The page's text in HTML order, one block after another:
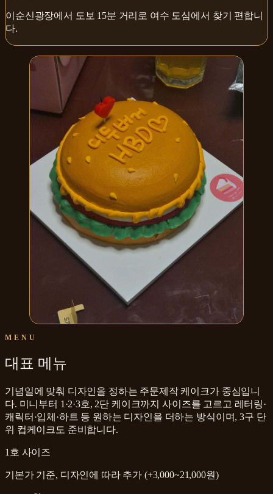
이순신광장에서 도보 15분 거리로 여수 도심에서 찾기 편합니
다.
MENU
대표 메뉴
기념일에 맞춰 디자인을 정하는 주문제작 케이크가 중심입니
다. 미니부터 1·2·3호, 2단 케이크까지 사이즈를 고르고 레터링·
캐릭터·입체·하트 등 원하는 디자인을 더하는 방식이며, 3구 단
위 컵케이크도 준비합니다.
1호 사이즈
기본가 기준, 디자인에 따라 추가 (+3,000~21,000원)